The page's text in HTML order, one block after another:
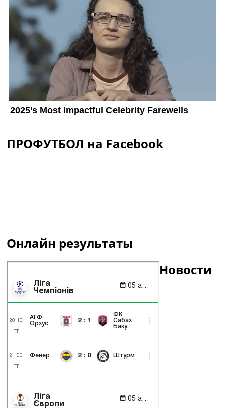
ПРОФУТБОЛ на Facebook
Онлайн результаты
Новости